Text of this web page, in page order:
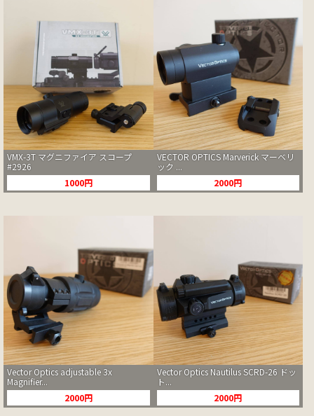
VMX-3T マグニファイア スコープ
#2926
1000円
VECTOR OPTICS Marverick マーベリ
ック ...
2000円
Vector Optics adjustable 3x
Magnifier...
2000円
Vector Optics Nautilus SCRD-26 ドッ
ト...
2000円